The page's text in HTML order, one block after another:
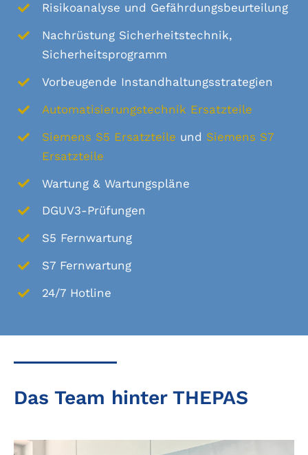
Risikoanalyse und Gefährdungsbeurteilung
Nachrüstung Sicherheitstechnik,
Sicherheitsprogramm
Vorbeugende Instandhaltungsstrategien
Automatisierungstechnik Ersatzteile
Siemens S5 Ersatzteile und Siemens S7
Ersatzteile
Wartung & Wartungspläne
DGUV3-Prüfungen
S5 Fernwartung
S7 Fernwartung
24/7 Hotline
Das Team hinter THEPAS